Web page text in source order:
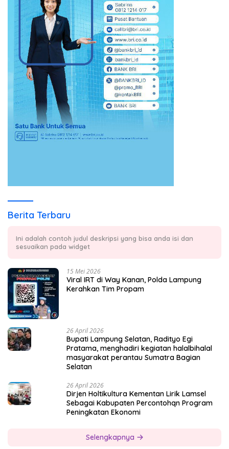
Berita Terbaru
Ini adalah contoh judul deskripsi yang bisa anda isi dan
sesuaikan pada widget
15 Mei 2026
Viral IRT di Way Kanan, Polda Lampung
Kerahkan Tim Propam
26 April 2026
Bupati Lampung Selatan, Radityo Egi
Pratama, menghadiri kegiatan halalbihalal
masyarakat perantau Sumatra Bagian
Selatan
26 April 2026
Dirjen Holtikultura Kementan Lirik Lamsel
Sebagai Kabupaten Percontohqn Program
Peningkatan Ekonomi
Selengkapnya